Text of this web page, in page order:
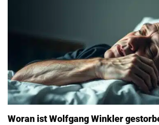
Woran ist Wolfgang Winkler